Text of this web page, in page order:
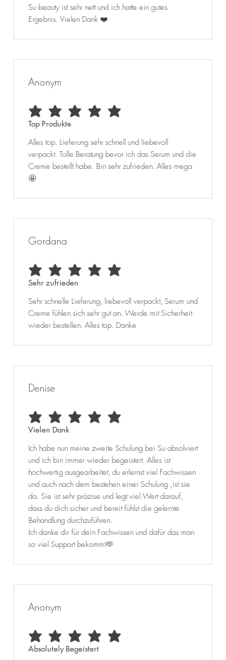
Su beauty ist sehr nett und ich hatte ein gutes
Ergebnis. Vielen Dank ❤️
Anonym
average rating is 5 out of 5
Top Produkte
Alles top. Lieferung sehr schnell und liebevoll
verpackt. Tolle Beratung bevor ich das Serum und die
Creme bestellt habe. Bin sehr zufrieden. Alles mega
🤩
Gordana
average rating is 5 out of 5
Sehr zufrieden
Sehr schnelle Lieferung, liebevoll verpackt, Serum und
Creme fühlen sich sehr gut an. Werde mit Sicherheit
wieder bestellen. Alles top. Danke
Denise
average rating is 5 out of 5
Vielen Dank
Ich habe nun meine zweite Schulung bei Su absolviert
und ich bin immer wieder begeistert. Alles ist
hochwertig ausgearbeitet, du erlernst viel Fachwissen
und auch nach dem bestehen einer Schulung ,ist sie
da. Sie ist sehr präzise und legt viel Wert darauf,
dass du dich sicher und bereit fühlst die gelernte
Behandlung durchzuführen.
Ich danke dir für dein Fachwissen und dafür das man
so viel Support bekommt🫶
Anonym
average rating is 5 out of 5
Absolutely Begeistert